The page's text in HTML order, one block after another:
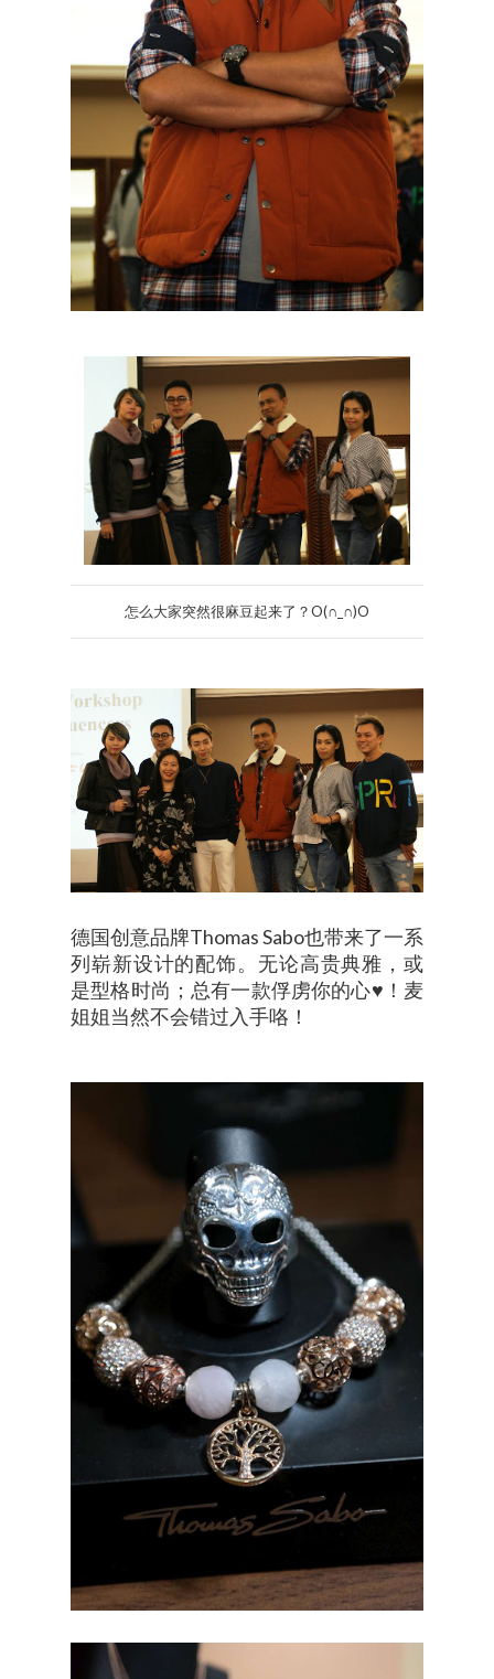
怎么大家突然很麻豆起来了？O(∩_∩)O
德国创意品牌Thomas Sabo也带来了一系
列崭新设计的配饰。无论高贵典雅，或
是型格时尚；总有一款俘虏你的心♥！麦
姐姐当然不会错过入手咯！